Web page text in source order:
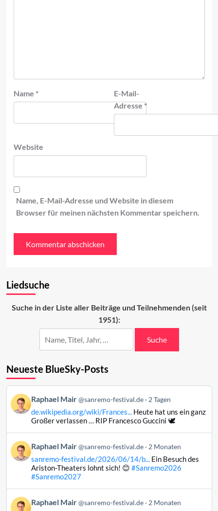
Name *
E-Mail-
Adresse *
Website
Name, E-Mail-Adresse und Website in diesem
Browser für meinen nächsten Kommentar speichern.
Liedsuche
Suche in der Liste aller Beiträge und Teilnehmenden (seit
1951):
Suche
Neueste BlueSky-Posts
Beitrag
von
Raphael
Bluesky
ansehen
Raphael Mair @sanremo-festival.de 2 Tagen
de.wikipedia.org/wiki/Frances...Heute hat uns ein ganz
Großer verlassen … RIP Francesco Guccini 🕊️
Beitrag
von
Raphael
ansehen
Raphael Mair @sanremo-festival.de 2 Monaten
sanremo-festival.de/2026/06/14/b...Ein Besuch des
Ariston-Theaters lohnt sich! 😊 #Sanremo2026
#Sanremo2027
BeitragRaphael Mair @sanremo-festival.de 2 Monaten